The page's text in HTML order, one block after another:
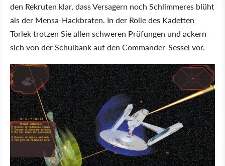
den Rekruten klar, dass Versagern noch Schlimmeres blüht
als der Mensa-Hackbraten. In der Rolle des Kadetten
Torlek trotzen Sie allen schweren Prüfungen und ackern
sich von der Schulbank auf den Commander-Sessel vor.